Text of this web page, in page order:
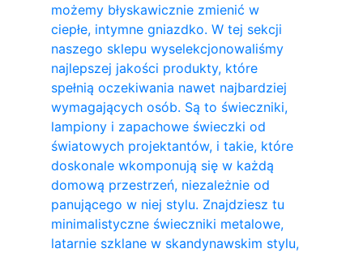
możemy błyskawicznie zmienić w
ciepłe, intymne gniazdko. W tej sekcji
naszego sklepu wyselekcjonowaliśmy
najlepszej jakości produkty, które
spełnią oczekiwania nawet najbardziej
wymagających osób. Są to świeczniki,
lampiony i zapachowe świeczki od
światowych projektantów, i takie, które
doskonale wkomponują się w każdą
domową przestrzeń, niezależnie od
panującego w niej stylu. Znajdziesz tu
minimalistyczne świeczniki metalowe,
latarnie szklane w skandynawskim stylu,